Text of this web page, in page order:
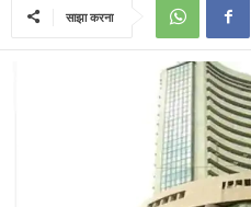
साझा करना